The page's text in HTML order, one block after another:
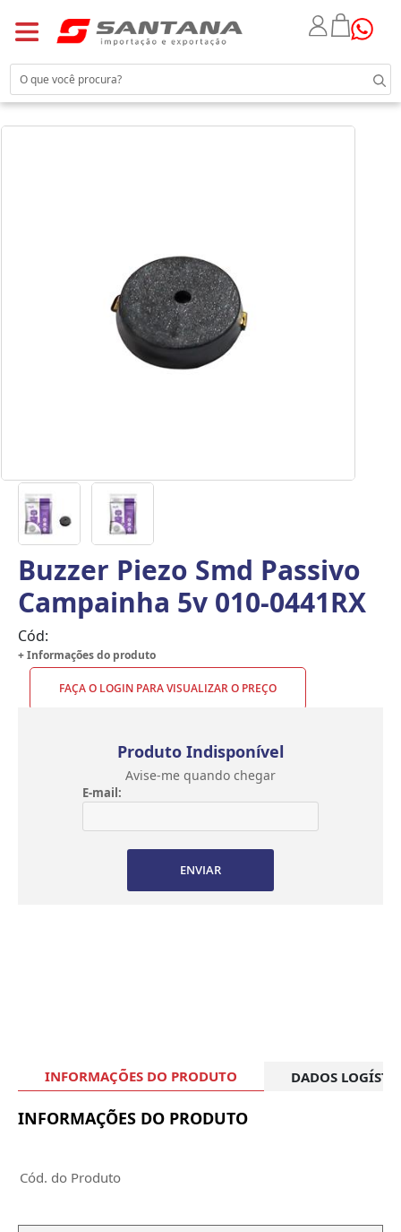
Buzzer Piezo Smd Passivo
Campainha 5v 010-0441RX
Cód:
+ Informações do produto
FAÇA O LOGIN PARA VISUALIZAR O PREÇO
Produto Indisponível
Avise-me quando chegar
E-mail:
ENVIAR
INFORMAÇÕES DO PRODUTO DADOS
INFORMAÇÕES DO PRODUTO
Cód. do Produto